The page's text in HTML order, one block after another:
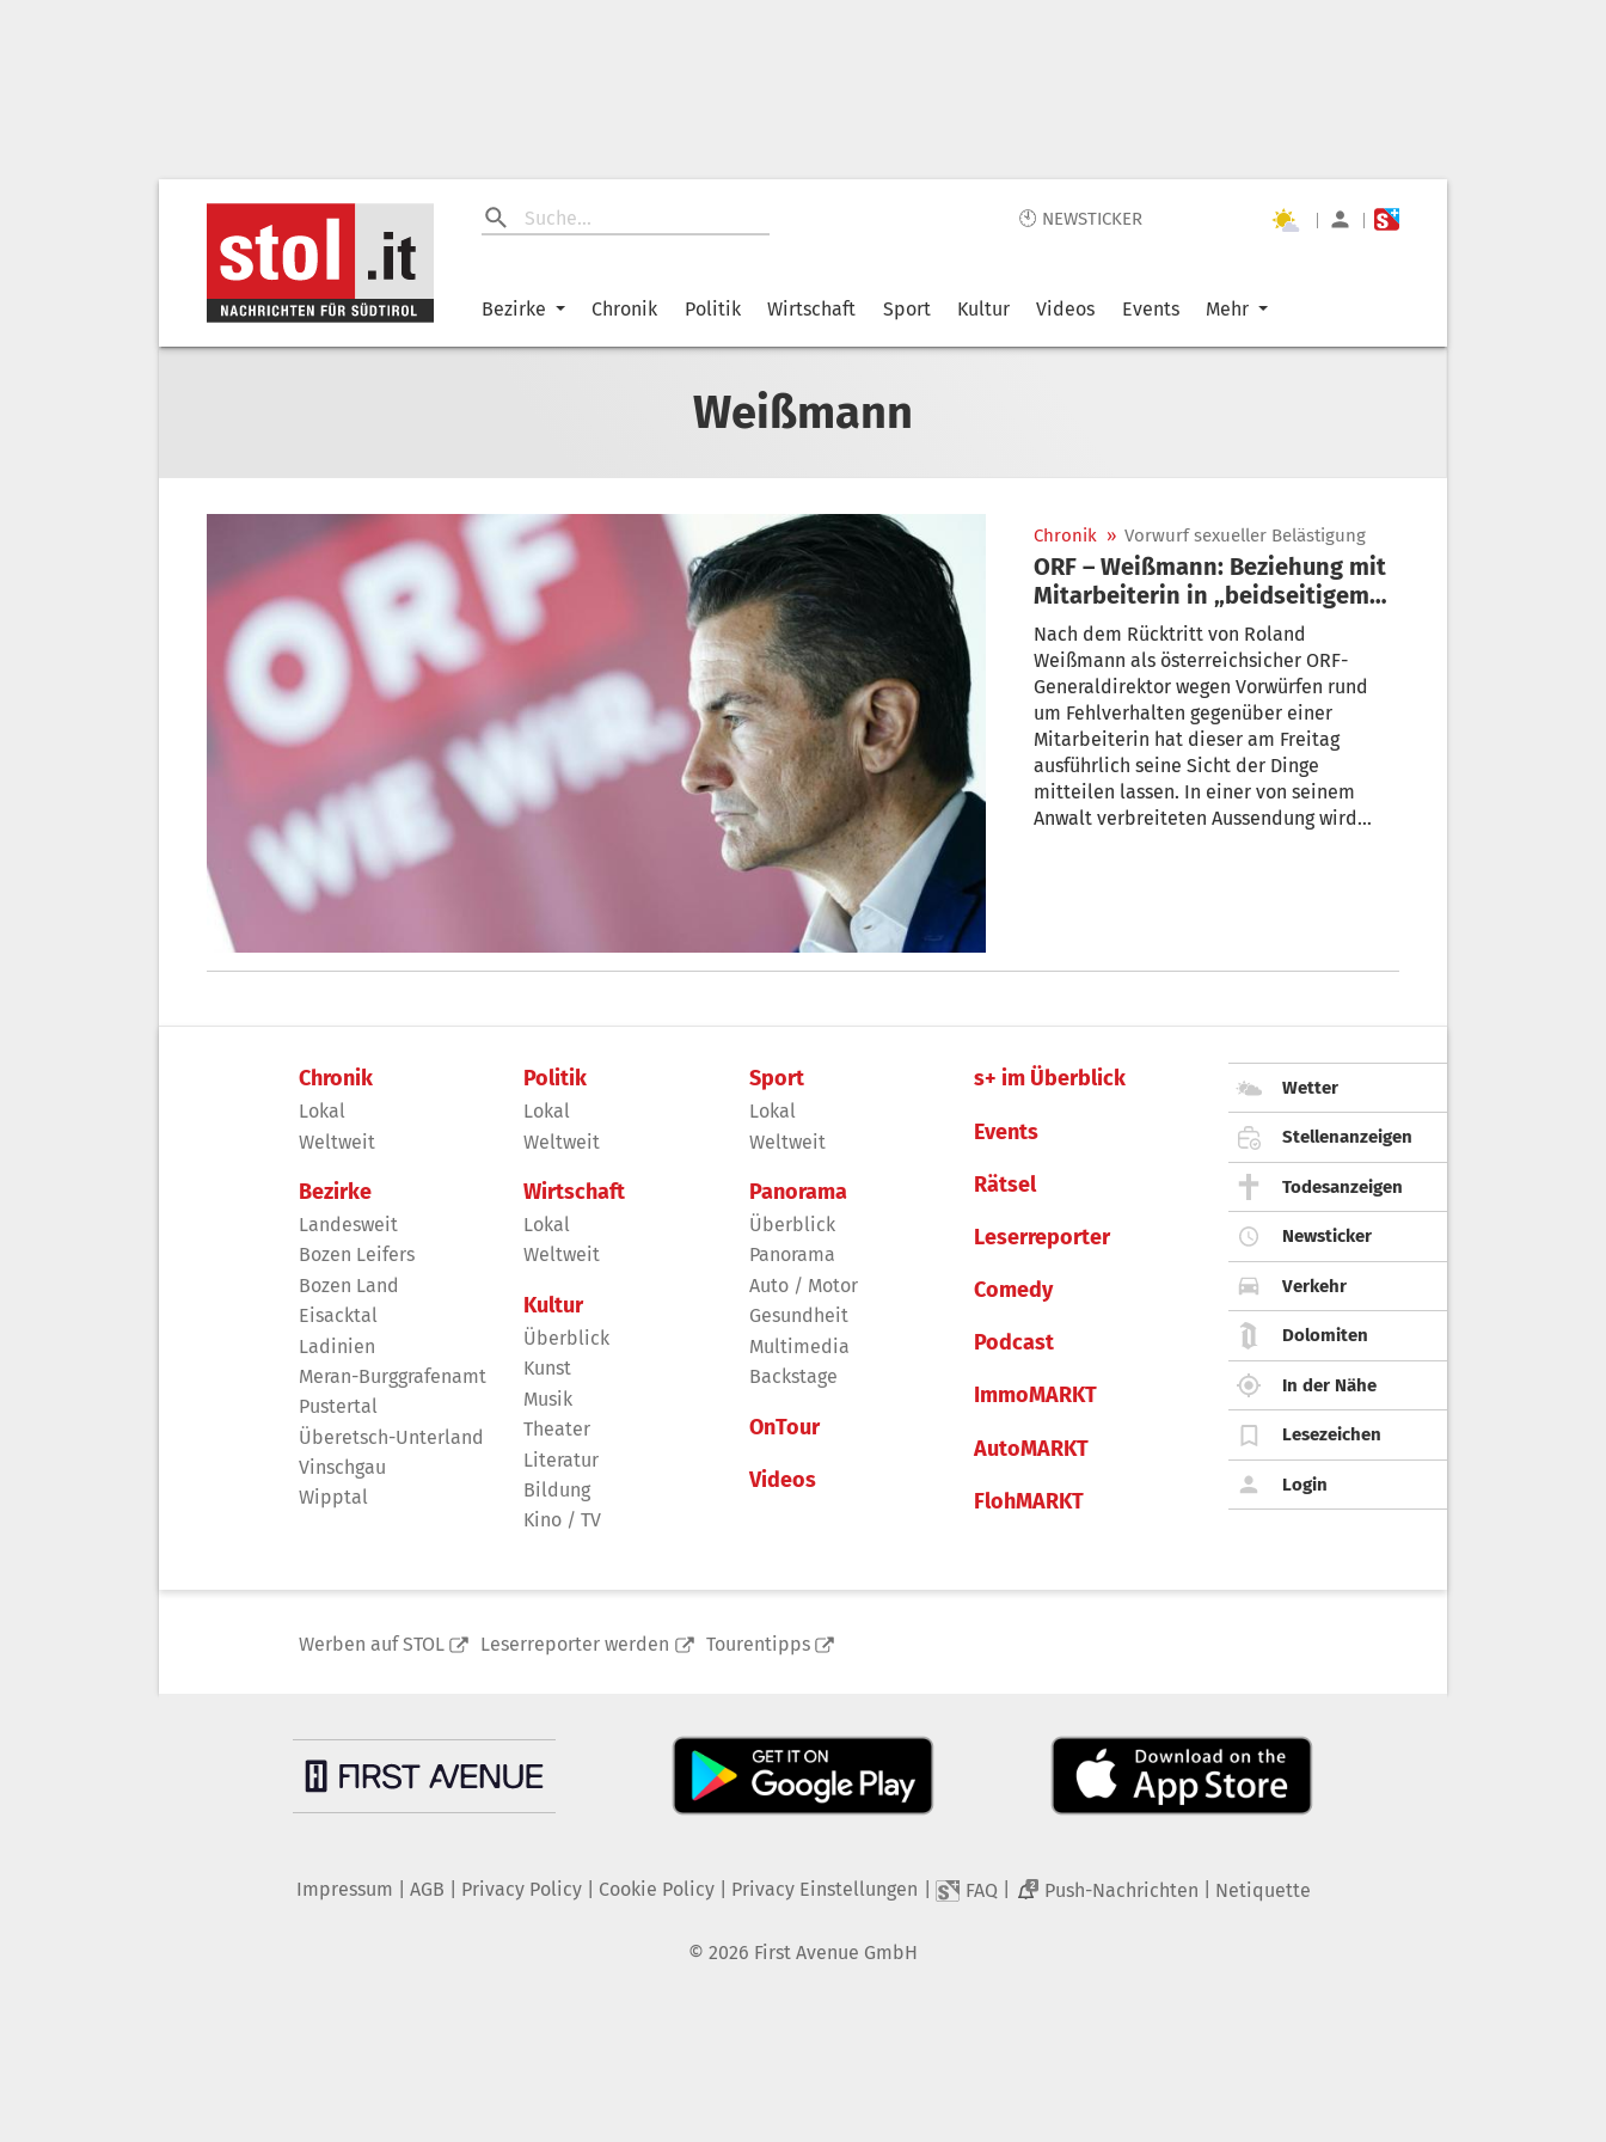
🕙 NEWSTICKER | |
Bezirke Chronik Politik Wirtschaft Sport Kultur Videos Events Mehr
Weißmann
Chronik » Vorwurf sexueller Belästigung
ORF – Weißmann: Beziehung mit
Mitarbeiterin in „beidseitigem
Interesse“
Nach dem Rücktritt von Roland
Weißmann als österreichsicher ORF-
Generaldirektor wegen Vorwürfen rund
um Fehlverhalten gegenüber einer
Mitarbeiterin hat dieser am Freitag
ausführlich seine Sicht der Dinge
mitteilen lassen. In einer von seinem
Anwalt verbreiteten Aussendung wird
Chronik
Lokal
Weltweit
Bezirke
Landesweit
Bozen Leifers
Bozen Land
Eisacktal
Ladinien
Meran-Burggrafenamt
Pustertal
Überetsch-Unterland
Vinschgau
Wipptal
Politik
Lokal
Weltweit
Wirtschaft
Lokal
Weltweit
Kultur
Überblick
Kunst
Musik
Theater
Literatur
Bildung
Kino / TV
Sport
Lokal
Weltweit
Panorama
Überblick
Panorama
Auto / Motor
Gesundheit
Multimedia
Backstage
OnTour
Videos
s+ im Überblick
Events
Rätsel
Leserreporter
Comedy
Podcast
ImmoMARKT
AutoMARKT
FlohMARKT
Wetter
Stellenanzeigen
Todesanzeigen
Newsticker
Verkehr
Dolomiten
In der Nähe
Lesezeichen
Login
Werben auf STOL Leserreporter werden Tourentipps
Impressum AGB Privacy Policy| Cookie Policy| Privacy Einstellungen FAQ 2 Push-Nachrichten Netiquette
© 2026 First Avenue GmbH